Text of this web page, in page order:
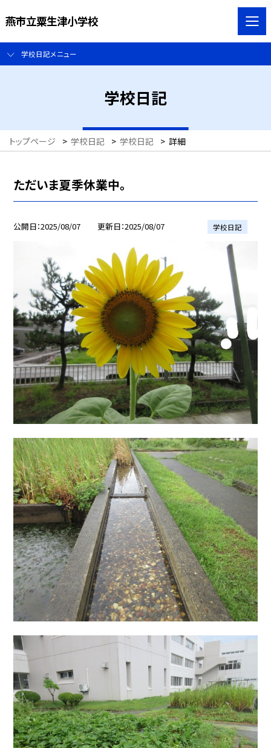
燕市立粟生津小学校
学校日記メニュー
学校日記
トップページ > 学校日記 > 学校日記 > 詳細
ただいま夏季休業中。
公開日 2025/08/07 更新日 2025/08/07 学校日記